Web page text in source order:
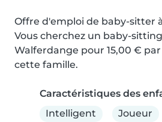
Offre d'emploi de baby-sitter
Vous cherchez un baby-
Walferdange pour 15,00 €
cette famille.
Caractéristiques des
Intelligent
Joueur